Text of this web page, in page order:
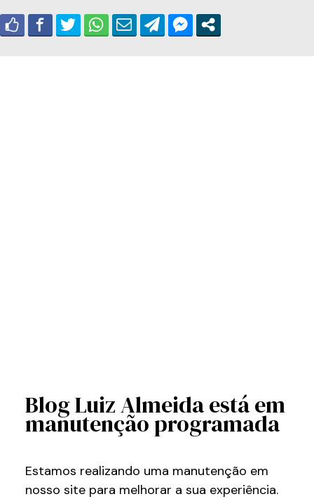
Blog Luiz Almeida está em
manutenção programada
Estamos realizando uma manutenção em
nosso site para melhorar a sua experiência.